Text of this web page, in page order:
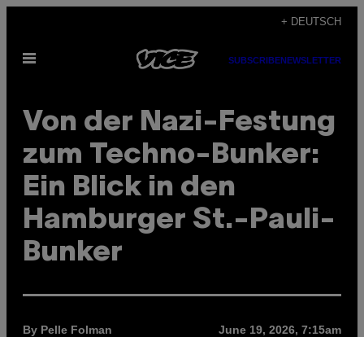
content
+ DEUTSCH
Open
SUBSCRIBENEWSLETTER
Von der Nazi-Festung
zum Techno-Bunker:
Ein Blick in den
Hamburger St.-Pauli-
Bunker
By Pelle Folman June 19, 2026, 7:15am